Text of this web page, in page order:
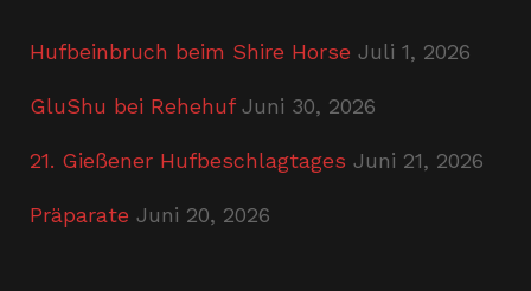
Hufbeinbruch beim Shire Horse Juli 1, 2026
GluShu bei Rehehuf Juni 30, 2026
21. Gießener Hufbeschlagtages Juni 21, 2026
Präparate Juni 20, 2026